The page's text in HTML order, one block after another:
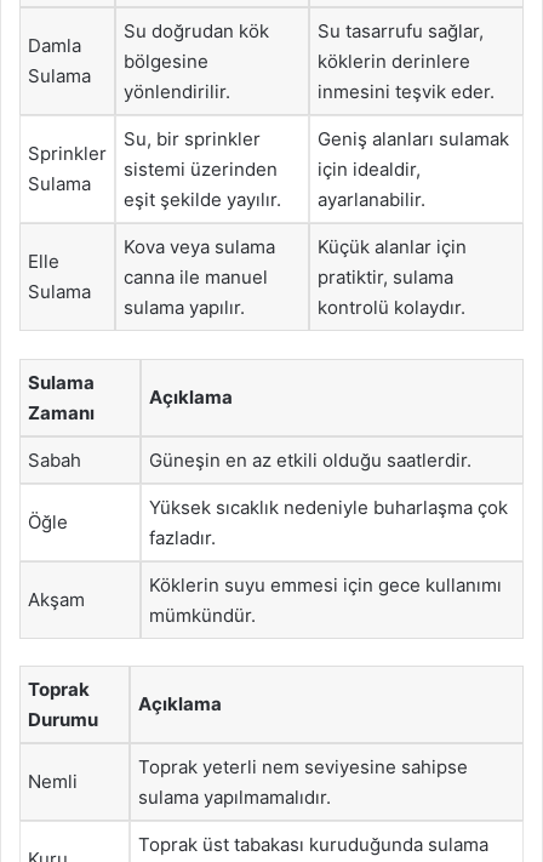
Damla
Sulama
Su doğrudan kök
bölgesine
yönlendirilir.
Su tasarrufu sağlar,
köklerin derinlere
inmesini teşvik eder.
Sprinkler
Sulama
Su, bir sprinkler
sistemi üzerinden
eşit şekilde yayılır.
Geniş alanları sulamak
için idealdir,
ayarlanabilir.
Elle
Sulama
Kova veya sulama
canna ile manuel
sulama yapılır.
Küçük alanlar için
pratiktir, sulama
kontrolü kolaydır.
Sulama
Zamanı
Açıklama
Sabah Güneşin en az etkili olduğu saatlerdir.
Öğle
Yüksek sıcaklık nedeniyle buharlaşma çok
fazladır.
Akşam
Köklerin suyu emmesi için gece kullanımı
mümkündür.
Toprak
Durumu
Açıklama
Nemli
Toprak yeterli nem seviyesine sahipse
sulama yapılmamalıdır.
Toprak üst tabakası kuruduğunda sulama